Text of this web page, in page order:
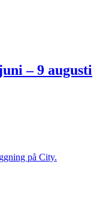
– 9 augusti
på City.